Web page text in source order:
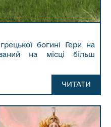
богині Гери на
на місці більш
ЧИТАТИ